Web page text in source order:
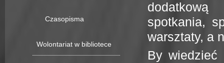
Czasopisma
Wolontariat w bibliotece
spotkania,
warsztaty, a
By wiedzieć